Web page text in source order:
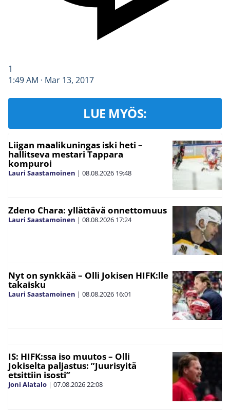
1
1:49 AM · Mar 13, 2017
LUE MYÖS:
Liigan maalikuningas iski heti –
hallitseva mestari Tappara
kompuroi
Lauri Saastamoinen | 08.08.2026 19:48
Zdeno Chara: yllättävä onnettomuus
Lauri Saastamoinen | 08.08.2026 17:24
Nyt on synkkää – Olli Jokisen HIFK:lle
takaisku
Lauri Saastamoinen | 08.08.2026 16:01
IS: HIFK:ssa iso muutos – Olli
Jokiselta paljastus: ”Juurisyitä
etsittiin isosti”
Joni Alatalo | 07.08.202622:08